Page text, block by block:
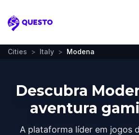
Questo
Cities > Italy > Modena
Descubra
aventura
A plataforma líder em jogos